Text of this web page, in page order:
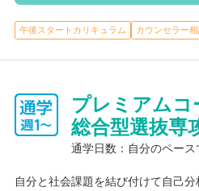
午後スタートカリキュラム カウンセラー相
プレミアムコ
総合型選抜専
通学日数：自分のペース
自分と社会課題を結び付けて自己